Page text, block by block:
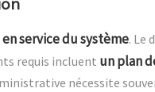
service du système. Le
requis incluent un plan
nécessite